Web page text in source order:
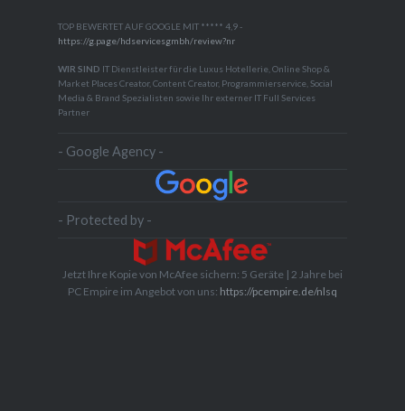
TOP BEWERTET AUF GOOGLE MIT ***** 4,9 -
https://g.page/hdservicesgmbh/review?nr
WIR SIND IT Dienstleister für die Luxus Hotellerie, Online Shop &
Market Places Creator, Content Creator, Programmierservice, Social
Media & Brand Spezialisten sowie Ihr externer IT Full Services
Partner
- Google Agency -
- Protected by -
Jetzt Ihre Kopie von McAfee sichern: 5 Geräte | 2 Jahre bei
PC Empire im Angebot von uns: https://pcempire.de/nlsq